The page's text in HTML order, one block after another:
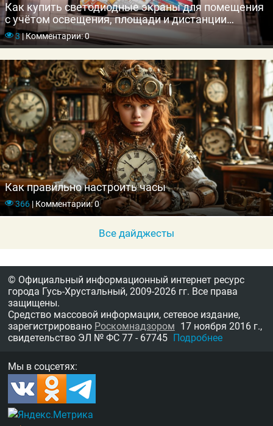
Как купить светодиодные экраны для помещения
с учётом освещения, площади и дистанции
просмотра
3|Комментарии: 0
Как правильно настроить часы
366|Комментарии: 0
Все дайджесты
© Официальный информационный интернет ресурс
города Гусь-Хрустальный, 2009-2026 гг. Все права
защищены.
Средство массовой информации, сетевое издание,
зарегистрировано Роскомнадзором 17 ноября 2016 г.,
свидетельство ЭЛ № ФС 77 - 67745 Подробнее
Мы в соцсетях: